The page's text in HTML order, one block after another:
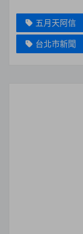
五月天阿信
台北市新聞